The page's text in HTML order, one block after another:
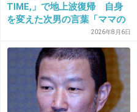
-31
てしまった。
TIME,」で地上波復帰 自身
を変えた次男の言葉「ママの
ファンの人なら、知りたいん
じゃないか」
2026年8月6日